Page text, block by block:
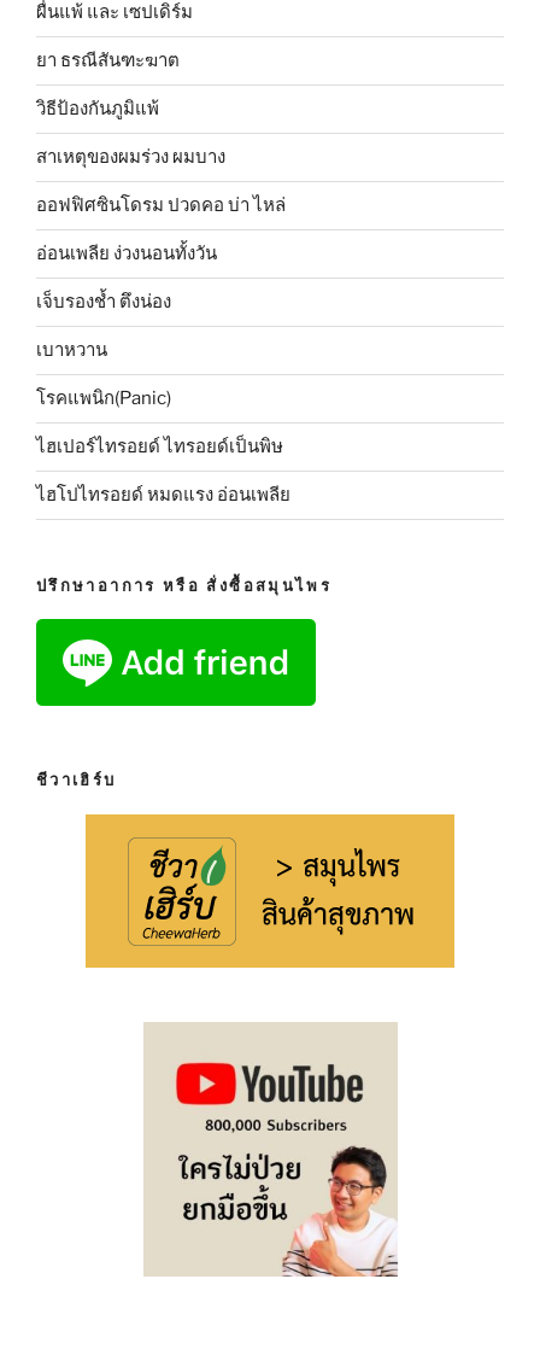
ผื่นแพ้ และ เซปเดิร์ม
ยา ธรณีสันฑะฆาต
วิธีป้องกันภูมิแพ้
สาเหตุของผมร่วง ผมบาง
ออฟฟิศซินโดรม ปวดคอ บ่า ไหล่
อ่อนเพลีย ง่วงนอนทั้งวัน
เจ็บรองช้ำ ตึงน่อง
เบาหวาน
โรคแพนิก(Panic)
ไฮเปอร์ไทรอยด์ ไทรอยด์เป็นพิษ
ไฮโปไทรอยด์ หมดแรง อ่อนเพลีย
ปรึกษาอาการ หรือ สั่งซื้อสมุนไพร
ชีวาเฮิร์บ